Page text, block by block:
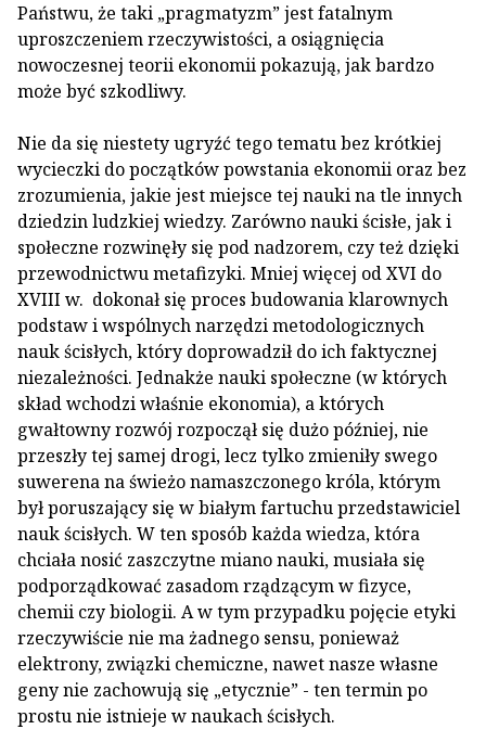
Państwu, że taki „pragmatyzm” jest fatalnym
uproszczeniem rzeczywistości, a osiągnięcia
nowoczesnej teorii ekonomii pokazują, jak bardzo
może być szkodliwy.
Nie da się niestety ugryźć tego tematu bez krótkiej
wycieczki do początków powstania ekonomii oraz bez
zrozumienia, jakie jest miejsce tej nauki na tle innych
dziedzin ludzkiej wiedzy. Zarówno nauki ścisłe, jak i
społeczne rozwinęły się pod nadzorem, czy też dzięki
przewodnictwu metafizyki. Mniej więcej od XVI do
XVIII w. dokonał się proces budowania klarownych
podstaw i wspólnych narzędzi metodologicznych
nauk ścisłych, który doprowadził do ich faktycznej
niezależności. Jednakże nauki społeczne (w których
skład wchodzi właśnie ekonomia), a których
gwałtowny rozwój rozpoczął się dużo później, nie
przeszły tej samej drogi, lecz tylko zmieniły swego
suwerena na świeżo namaszczonego króla, którym
był poruszający się w białym fartuchu przedstawiciel
nauk ścisłych. W ten sposób każda wiedza, która
chciała nosić zaszczytne miano nauki, musiała się
podporządkować zasadom rządzącym w fizyce,
chemii czy biologii. A w tym przypadku pojęcie etyki
rzeczywiście nie ma żadnego sensu, ponieważ
elektrony, związki chemiczne, nawet nasze własne
geny nie zachowują się „etycznie” - ten termin po
prostu nie istnieje w naukach ścisłych.